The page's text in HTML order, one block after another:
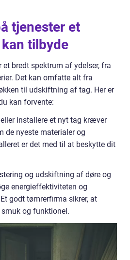
tjenester et
tilbyde
bredt spektrum af ydelser, fra
Det kan omfatte alt fra
til udskiftning af tag. Her er
kan forvente:
installere et nyt tag kræver
de nyeste materialer og
er det med til at beskytte dit
og udskiftning af døre og
energieffektiviteten og
godt tømrerfirma sikrer, at
og funktionel.